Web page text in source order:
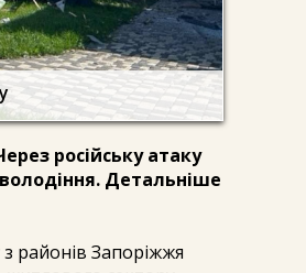
російську атаку
Детальніше
районів Запоріжжя